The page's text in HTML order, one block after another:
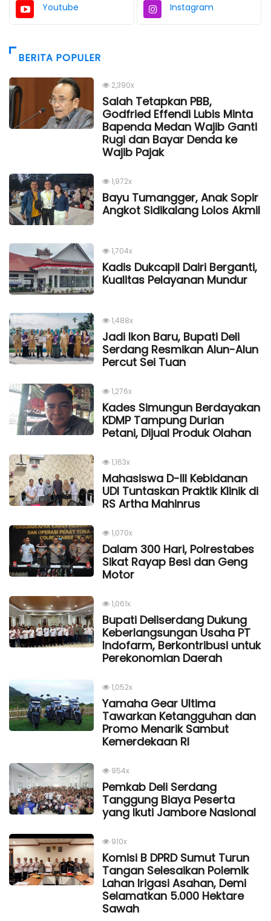
Youtube Instagram
BERITA POPULER
2,390x
Salah Tetapkan PBB,
Godfried Effendi Lubis Minta
Bapenda Medan Wajib Ganti
Rugi dan Bayar Denda ke
Wajib Pajak
1,972x
Bayu Tumangger, Anak Sopir
Angkot Sidikalang Lolos Akmil
1,704x
Kadis Dukcapil Dairi Berganti,
Kualitas Pelayanan Mundur
1,488x
Jadi Ikon Baru, Bupati Deli
Serdang Resmikan Alun-Alun
Percut Sei Tuan
1,276x
Kades Simungun Berdayakan
KDMP Tampung Durian
Petani, Dijual Produk Olahan
1,163x
Mahasiswa D-III Kebidanan
UDI Tuntaskan Praktik Klinik di
RS Artha Mahinrus
1,070x
Dalam 300 Hari, Polrestabes
Sikat Rayap Besi dan Geng
Motor
1,061x
Bupati Deliserdang Dukung
Keberlangsungan Usaha PT
Indofarm, Berkontribusi untuk
Perekonomian Daerah
1,052x
Yamaha Gear Ultima
Tawarkan Ketangguhan dan
Promo Menarik Sambut
Kemerdekaan Rl
954x
Pemkab Deli Serdang
Tanggung Biaya Peserta
yang Ikuti Jambore Nasional
910x
Komisi B DPRD Sumut Turun
Tangan Selesaikan Polemik
Lahan Irigasi Asahan, Demi
Selamatkan 5.000 Hektare
Sawah